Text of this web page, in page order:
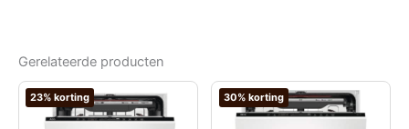
Gerelateerde producten
23% korting 30% korting